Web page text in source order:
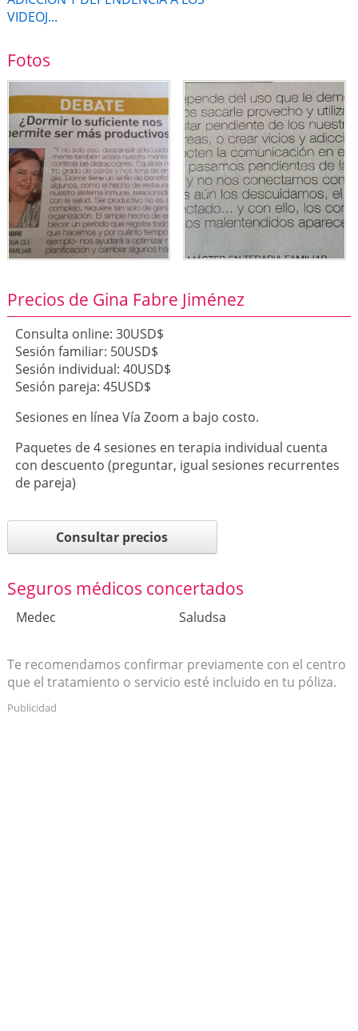
VIDEOJ...
Fotos
Precios de Gina Fabre Jiménez
Consulta online: 30USD$
Sesión familiar: 50USD$
Sesión individual: 40USD$
Sesión pareja: 45USD$
Sesiones en línea Vía Zoom a bajo costo.
Paquetes de 4 sesiones en terapia individual cuenta
con descuento (preguntar, igual sesiones recurrentes
de pareja)
Consultar precios
Seguros médicos concertados
Medec Saludsa
Te recomendamos confirmar previamente con el centro
que el tratamiento o servicio esté incluido en tu póliza.
Publicidad